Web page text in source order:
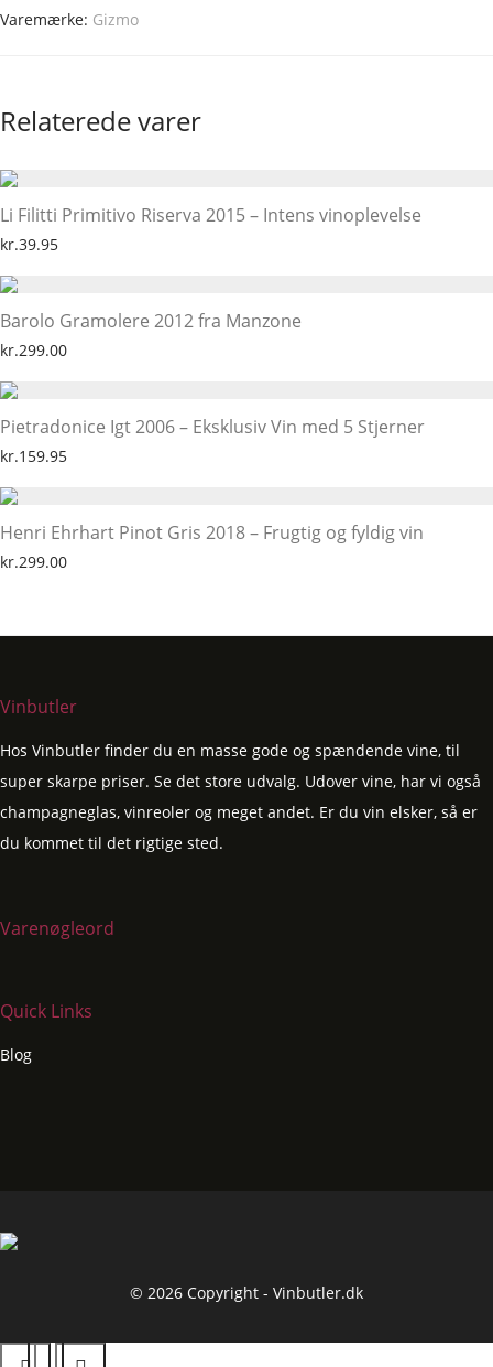
Varemærke: Gizmo
Relaterede varer
Li Filitti Primitivo Riserva 2015 – Intens vinoplevelse
kr.39.95
Barolo Gramolere 2012 fra Manzone
kr.299.00
Pietradonice Igt 2006 – Eksklusiv Vin med 5 Stjerner
kr.159.95
Henri Ehrhart Pinot Gris 2018 – Frugtig og fyldig vin
kr.299.00
Vinbutler
Hos Vinbutler finder du en masse gode og spændende vine, til
super skarpe priser. Se det store udvalg. Udover vine, har vi også
champagneglas, vinreoler og meget andet. Er du vin elsker, så er
du kommet til det rigtige sted.
Varenøgleord
Quick Links
Blog
© 2026 Copyright - Vinbutler.dk